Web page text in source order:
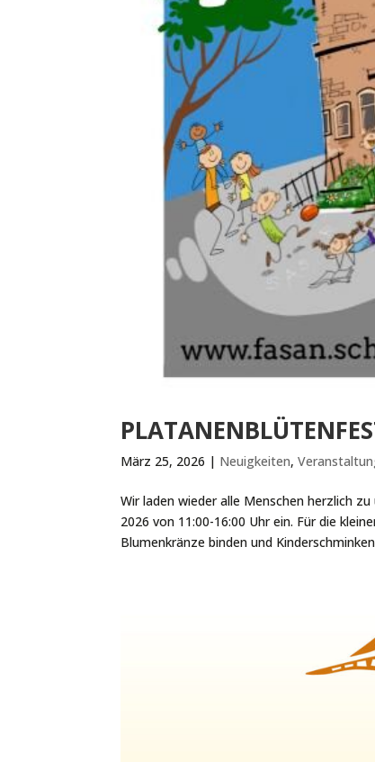
März 25, 2026 | Neuigkeiten,
Wir laden wieder alle Menschen herzlich
2026 von 11:00-16:00 Uhr ein. Für die
Blumenkränze binden und